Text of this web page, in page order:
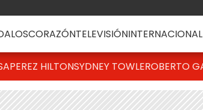
CORAZÓNTELEVISIÓNINTERNACIONAL
PEREZ HILTONSYDNEY TOWLEROBERTO